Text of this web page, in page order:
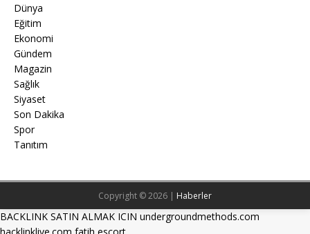
Dünya
Eğitim
Ekonomi
Gündem
Magazin
Sağlık
Siyaset
Son Dakika
Spor
Tanıtım
Copyright © 2026 | Haberler
BACKLINK SATIN ALMAK ICIN undergroundmethods.com